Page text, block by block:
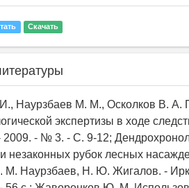
Скачать
Наурзбаев М. М., Осколков В. А.
экспертизы в ходе
2009. - № 3. - С. 9-12;
незаконных рубок лесных
Наурзбаев, Н. Ю. Жигалов. -